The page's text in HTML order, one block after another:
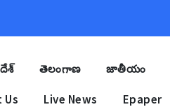
తెలంగాణ జాతీయం
Us Live News Epaper